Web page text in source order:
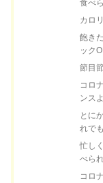
食べ
カロ
飽き
ック
節目
コロ
ンス
とに
れで
忙し
べら
コロ